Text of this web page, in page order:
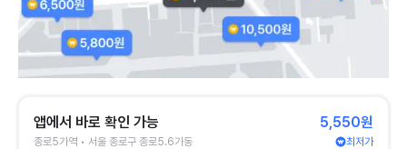
앱에서 바로 확인 가능
종로5가역 • 서울 종로구 종로5.6가동
5,550원
최저가